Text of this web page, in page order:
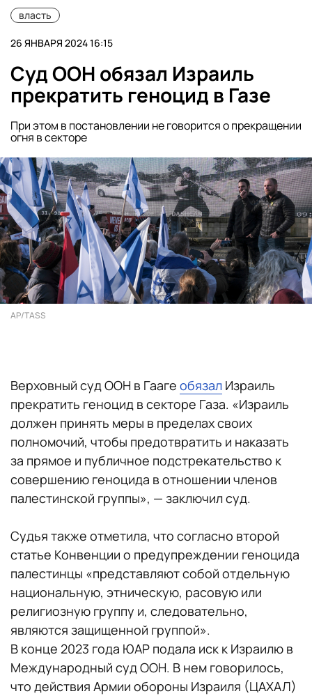
власть
26 ЯНВАРЯ 2024 16:15
Суд ООН обязал Израиль
прекратить геноцид в Газе
При этом в постановлении не говорится о прекращении
огня в секторе
AP/TASS
Верховный суд ООН в Гааге обязал Израиль
прекратить геноцид в секторе Газа. «Израиль
должен принять меры в пределах своих
полномочий, чтобы предотвратить и наказать
за прямое и публичное подстрекательство к
совершению геноцида в отношении членов
палестинской группы», — заключил суд.
Судья также отметила, что согласно второй
статье Конвенции о предупреждении геноцида
палестинцы «представляют собой отдельную
национальную, этническую, расовую или
религиозную группу и, следовательно,
являются защищенной группой».
В конце 2023 года ЮАР подала иск к Израилю в
Международный суд ООН. В нем говорилось,
что действия Армии обороны Израиля (ЦАХАЛ)